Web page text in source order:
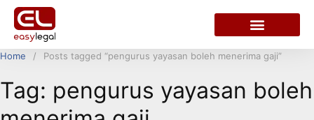
Home Posts tagged “pengurus yayasan boleh menerima gaji”
Tag: pengurus yayasan boleh